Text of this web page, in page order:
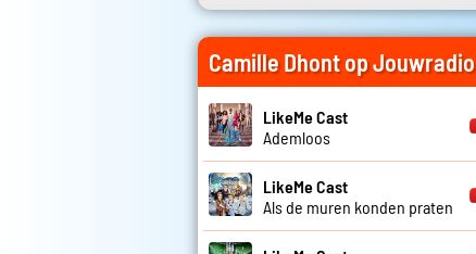
Camille Dhont op Jouwradio
LikeMe Cast
Ademloos
LikeMe Cast
Als de muren konden praten